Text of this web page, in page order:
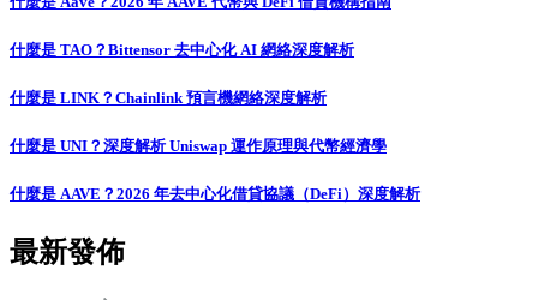
什麼是 TAO？Bittensor 去中心化 AI 網絡深度解析
什麼是 LINK？Chainlink 預言機網絡深度解析
什麼是 UNI？深度解析 Uniswap 運作原理與代幣經濟學
什麼是 AAVE？2026 年去中心化借貸協議（DeFi）深度解析
最新發佈